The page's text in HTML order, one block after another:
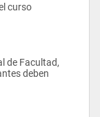
curso
de Facultad,
deben